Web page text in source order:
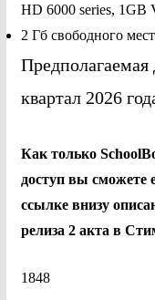
HD 6000 series, 1GB
2 Гб свободного
квартал 2026
Как только
доступ вы сможете
ссылке внизу
релиза 2 акта в
1848